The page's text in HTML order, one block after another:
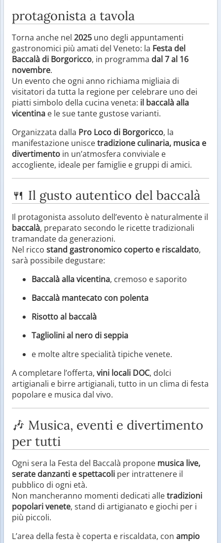
protagonista a tavola
Torna anche nel 2025 uno degli appuntamenti
gastronomici più amati del Veneto: la Festa del
Baccalà di Borgoricco, in programma dal 7 al 16
novembre.
Un evento che ogni anno richiama migliaia di
visitatori da tutta la regione per celebrare uno dei
piatti simbolo della cucina veneta: il baccalà alla
vicentina e le sue tante gustose varianti.
Organizzata dalla Pro Loco di Borgoricco, la
manifestazione uniscetradizione culinaria, musica e
divertimento in un’atmosfera conviviale e
accogliente, ideale per famiglie e gruppi di amici.
🍴 Il gusto autentico del baccalà
Il protagonista assoluto dell’evento è naturalmente il
baccalà, preparato secondo le ricette tradizionali
tramandate da generazioni.
Nel ricco stand gastronomico coperto e riscaldato,
sarà possibile degustare:
Baccalà alla vicentina, cremoso e saporito
Baccalà mantecato con polenta
Risotto al baccalà
Tagliolini al nero di seppia
e molte altre specialità tipiche venete.
A completare l’offerta, vini locali DOC, dolci
artigianali e birre artigianali, tutto in un clima di festa
popolare e musica dal vivo.
🎶 Musica, eventi e divertimento
per tutti
Ogni sera la Festa del Baccalà propone musica live,
serate danzanti e spettacoli per intrattenere il
pubblico di ogni età.
Non mancheranno momenti dedicati alletradizioni
popolari venete, stand di artigianato e giochi per i
più piccoli.
L’area della festa è coperta e riscaldata, con ampio